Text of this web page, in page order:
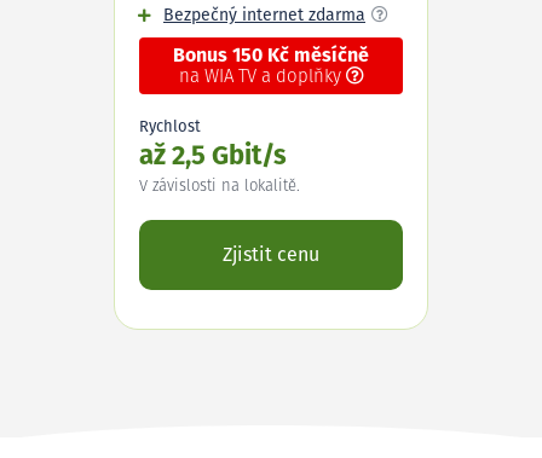
Bezpečný internet zdarma
Bonus 150 Kč měsíčně
na WIA TV a doplňky
Rychlost
až 2,5 Gbit/s
V závislosti na lokalitě.
Zjistit cenu